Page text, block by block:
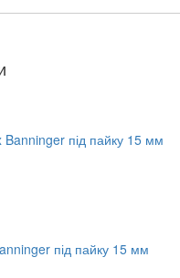
під пайку 15 мм